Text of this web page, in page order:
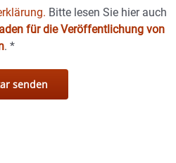
Bitte lesen Sie hier auch
für die Veröffentlichung von
.*